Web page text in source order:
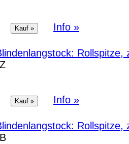
Info »
Info »